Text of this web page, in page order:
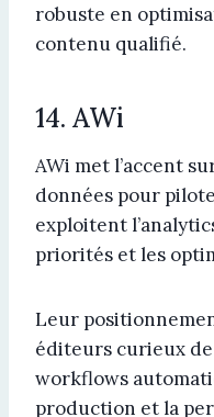
robuste en
contenu qualifié.
14. AWi
AWi met l’accent
données pour
exploitent
priorités et les
Leur
éditeurs curieux
workflows
production et la